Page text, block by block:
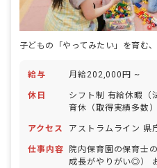
給与 月給202,000円 ~
休日
シフト制 有給休暇（
育休（取得実績多数
日以上の休日を付与）
アクセス アストラムライン 県
仕事内容
院内保育園の保育士
成長がやりがい◎）